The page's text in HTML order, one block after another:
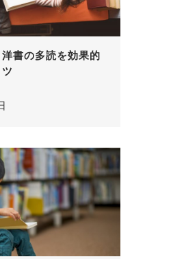
洋書の多読を効果的